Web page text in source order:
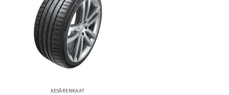
KESÄRENKAAT